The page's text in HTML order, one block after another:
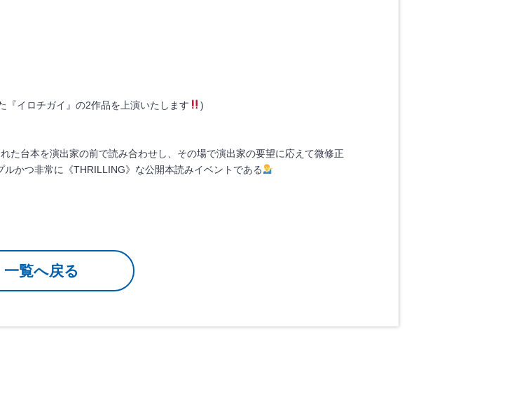
『イロチガイ』の2作品を上演いたします
)
た台本を演出家の前で読み合わせし、その場で演出家の要望に応えて微修正
かつ非常に《THRILLING》な公開本読みイベントである
一覧へ戻る